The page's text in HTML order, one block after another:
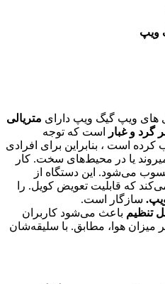
ویپ گیگ ویپ دارای متریالی
و غبار است که توجه
است ، بنابراین برای افرادی
یا در محیط‌های سخت. کار
می‌شود. این دستگاه از
که قابلیت تعویض کویل. را
است.
باعث می‌شود کاربران
هوا، مطابق. با سلیقه‌شان